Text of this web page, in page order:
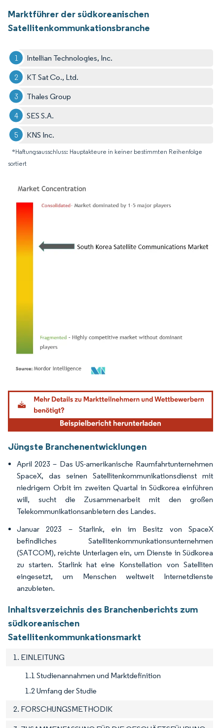
Marktführer der südkoreanischen
Satellitenkommunkationsbranche
Intellian Technologies, Inc.
KT Sat Co., Ltd.
Thales Group
SES S.A.
KNS Inc.
*Haftungsausschluss: Hauptakteure in keiner bestimmten Reihenfolge
sortiert
Bild © Mordor Intelligence. Wiederverwendung erfordert Namensnennung gemäß
Jüngste Branchenentwicklungen
April 2023 – Das US-amerikanische Raumfahrtunternehmen
SpaceX, das seinen Satellitenkommunikationsdienst mit
niedrigem Orbit im zweiten Quartal in Südkorea einführen
will, sucht die Zusammenarbeit mit den großen
Telekommunikationsanbietern des Landes.
Januar 2023 – Starlink, ein im Besitz von SpaceX
befindliches Satellitenkommunkationsunternehmen
(SATCOM), reichte Unterlagen ein, um Dienste in Südkorea
zu starten. Starlink hat eine Konstellation von Satelliten
eingesetzt, um Menschen weltweit Internetdienste
anzubieten.
Inhaltsverzeichnis des Branchenberichts zum
südkoreanischen
Satellitenkommunkationsmarkt
1. EINLEITUNG
1.1 Studienannahmen und Marktdefinition
1.2 Umfang der Studie
2. FORSCHUNGSMETHODIK